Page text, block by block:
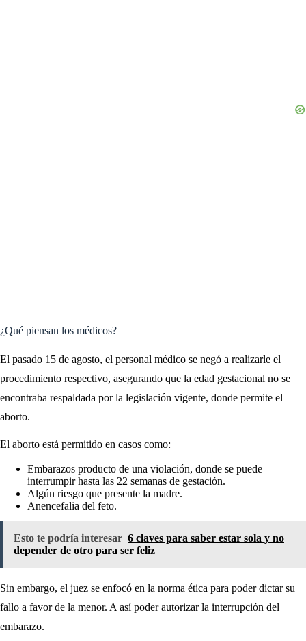
¿Qué piensan los médicos?
El pasado 15 de agosto, el personal médico se negó a realizarle el
procedimiento respectivo, asegurando que la edad gestacional no se
encontraba respaldada por la legislación vigente, donde permite el
aborto.
El aborto está permitido en casos como:
Embarazos producto de una violación, donde se puede
interrumpir hasta las 22 semanas de gestación.
Algún riesgo que presente la madre.
Anencefalia del feto.
Esto te podría interesar 6 claves para saber estar sola y no
depender de otro para ser feliz
Sin embargo, el juez se enfocó en la norma ética para poder dictar su
fallo a favor de la menor. A así poder autorizar la interrupción del
embarazo.